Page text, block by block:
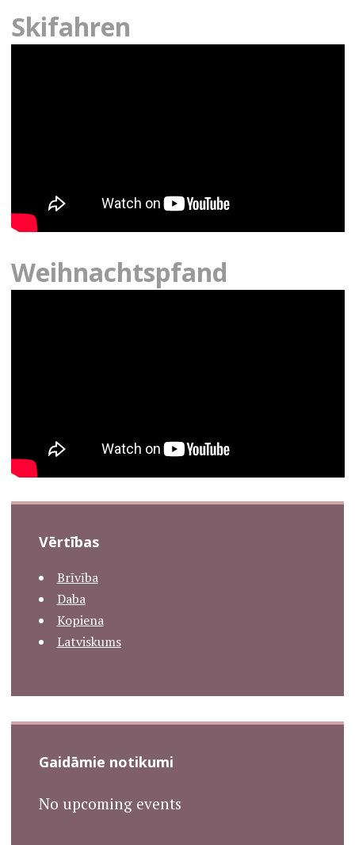
Skifahren
Weihnachtspfand
Vērtības
Brīvība
Daba
Kopiena
Latviskums
Gaidāmie notikumi
No upcoming events